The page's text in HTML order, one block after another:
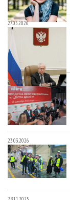
27.05.2026
23.03.2026
23.03.2026